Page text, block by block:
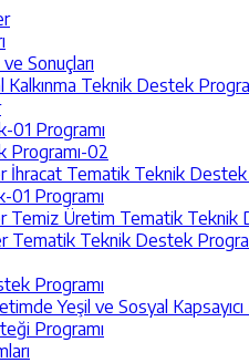
Sonuçları
Kalkınma Teknik Destek
01 Programı
Programı-02
İhracat Tematik Teknik Destek
01 Programı
Temiz Üretim Tematik Teknik
Tematik Teknik Destek
Programı
Yeşil ve Sosyal
Programı